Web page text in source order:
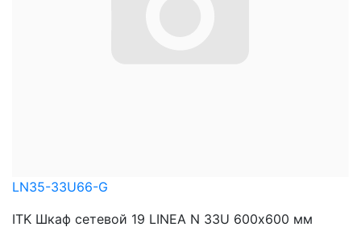
LN35-33U66-G
ITK Шкаф сетевой 19 LINEA N 33U 600х600 мм